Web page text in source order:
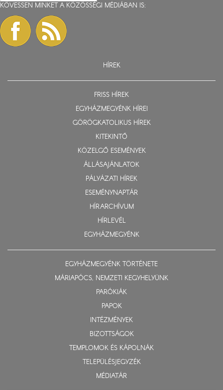
KÖVESSEN MINKET A KÖZÖSSÉGI MÉDIÁBAN IS:
HÍREK
FRISS HÍREK
EGYHÁZMEGYÉNK HÍREI
GÖRÖGKATOLIKUS HÍREK
KITEKINTŐ
KÖZELGŐ ESEMÉNYEK
ÁLLÁSAJÁNLATOK
PÁLYÁZATI HÍREK
ESEMÉNYNAPTÁR
HÍRARCHÍVUM
HÍRLEVÉL
EGYHÁZMEGYÉNK
EGYHÁZMEGYÉNK TÖRTÉNETE
MÁRIAPÓCS, NEMZETI KEGYHELYÜNK
PARÓKIÁK
PAPOK
INTÉZMÉNYEK
BIZOTTSÁGOK
TEMPLOMOK ÉS KÁPOLNÁK
TELEPÜLÉSJEGYZÉK
MÉDIATÁR